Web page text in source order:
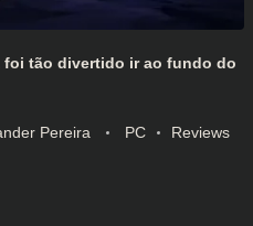
foi tão divertido ir ao fundo do
Pereira PC Reviews